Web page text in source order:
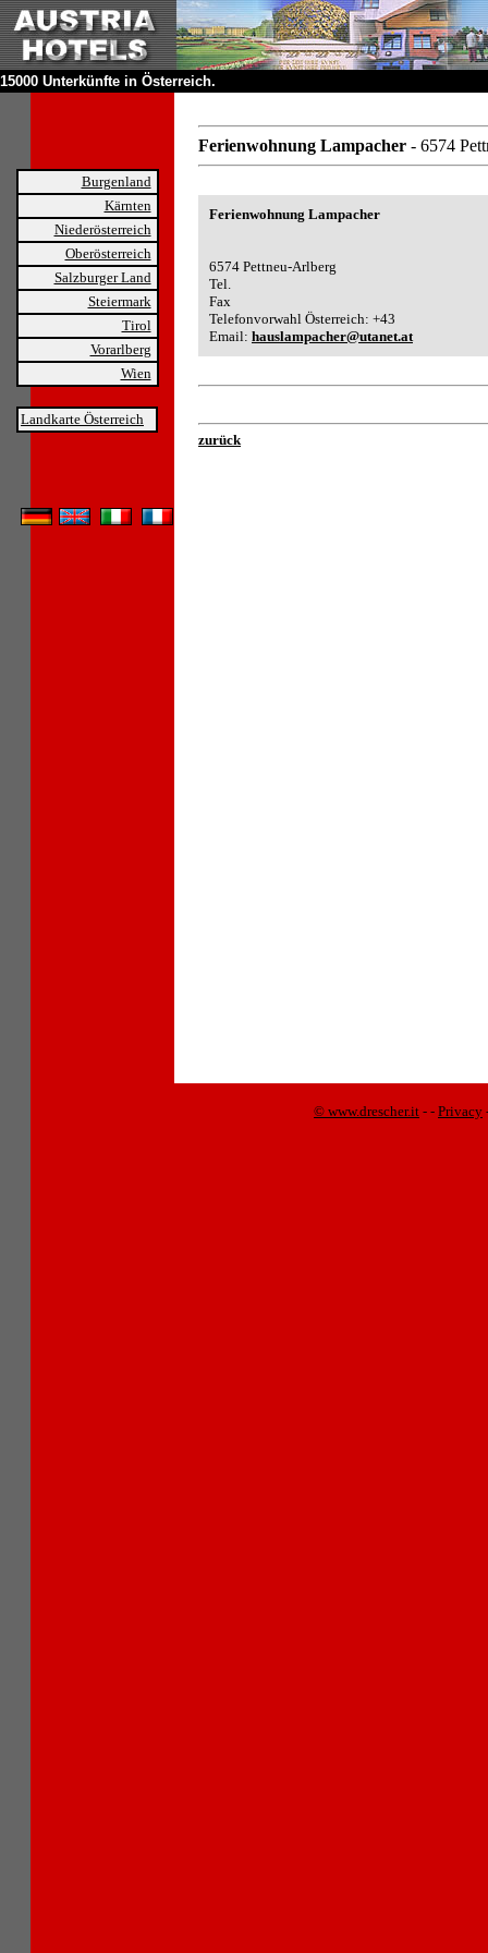
15000 Unterkünfte in Österreich.
Burgenland
Kärnten
Niederösterreich
Oberösterreich
Salzburger Land
Steiermark
Tirol
Vorarlberg
Wien
Landkarte Österreich
Ferienwohnung Lampacher - 6574
Ferienwohnung Lampacher
6574 Pettneu-Arlberg
Tel.
Fax
Telefonvorwahl Österreich: +43
Email: hauslampacher@utanet.at
zurück
© www.drescher.it - - Privacy